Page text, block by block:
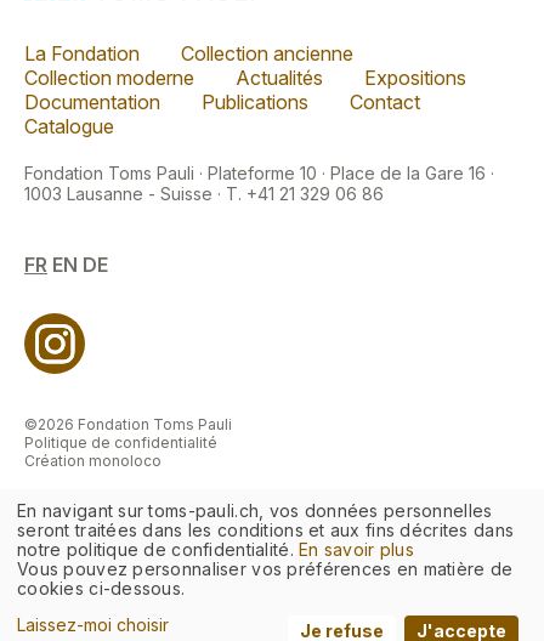
La Fondation
Collection ancienne
Collection moderne
Actualités
Expositions
Documentation
Publications
Contact
Catalogue
Fondation Toms Pauli · Plateforme 10 · Place de la Gare 16 ·
1003 Lausanne - Suisse · T. +41 21 329 06 86
FR EN DE
©2026 Fondation Toms Pauli
Politique de confidentialité
Création monoloco
En navigant sur toms-pauli.ch, vos données personnelles
seront traitées dans les conditions et aux fins décrites dans
notre politique de confidentialité.En savoir plus
Vous pouvez personnaliser vos préférences en matière de
cookies ci-dessous.
Laissez-moi choisir
Je refuse J'accepte